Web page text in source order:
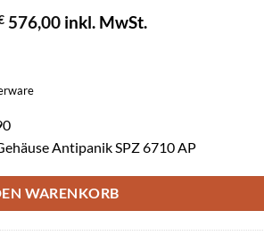
576,00 inkl. MwSt.
Antipanik SPZ 6710 AP
WARENKORB